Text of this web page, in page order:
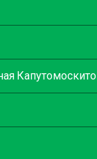
Капутомоскито